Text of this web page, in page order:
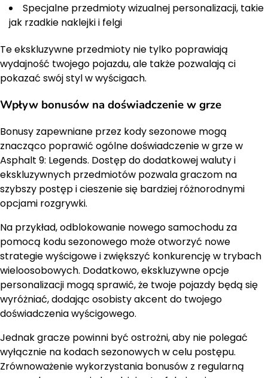
Specjalne przedmioty wizualnej personalizacji, takie
jak rzadkie naklejki i felgi
Te ekskluzywne przedmioty nie tylko poprawiają
wydajność twojego pojazdu, ale także pozwalają ci
pokazać swój styl w wyścigach.
Wpływ bonusów na doświadczenie w grze
Bonusy zapewniane przez kody sezonowe mogą
znacząco poprawić ogólne doświadczenie w grze w
Asphalt 9: Legends. Dostęp do dodatkowej waluty i
ekskluzywnych przedmiotów pozwala graczom na
szybszy postęp i cieszenie się bardziej różnorodnymi
opcjami rozgrywki.
Na przykład, odblokowanie nowego samochodu za
pomocą kodu sezonowego może otworzyć nowe
strategie wyścigowe i zwiększyć konkurencję w trybach
wieloosobowych. Dodatkowo, ekskluzywne opcje
personalizacji mogą sprawić, że twoje pojazdy będą się
wyróżniać, dodając osobisty akcent do twojego
doświadczenia wyścigowego.
Jednak gracze powinni być ostrożni, aby nie polegać
wyłącznie na kodach sezonowych w celu postępu.
Zrównoważenie wykorzystania bonusów z regularną